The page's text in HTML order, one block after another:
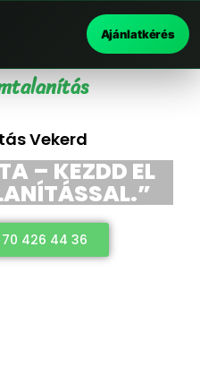
Ajánlatkérés
Vekerd
– KEZDD EL
426 44 36